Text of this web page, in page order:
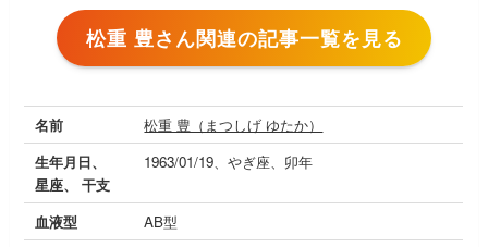
松重 豊さん関連の記事一覧を見る
名前
松重 豊（まつしげ ゆたか）
生年月日、
星座、 干支
1963/01/19、やぎ座、卯年
血液型
AB型